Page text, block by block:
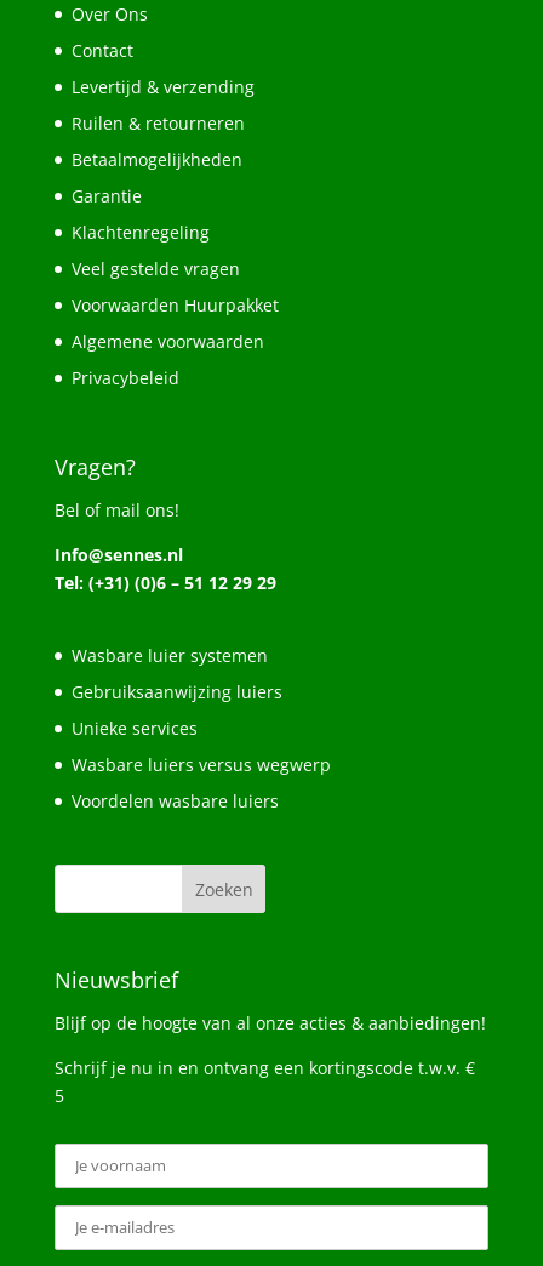
Over Ons
Contact
Levertijd & verzending
Ruilen & retourneren
Betaalmogelijkheden
Garantie
Klachtenregeling
Veel gestelde vragen
Voorwaarden Huurpakket
Algemene voorwaarden
Privacybeleid
Vragen?
Bel of mail ons!
Info@sennes.nl
Tel: (+31) (0)6 – 51 12 29 29
Wasbare luier systemen
Gebruiksaanwijzing luiers
Unieke services
Wasbare luiers versus wegwerp
Voordelen wasbare luiers
Nieuwsbrief
Blijf op de hoogte van al onze acties & aanbiedingen!
Schrijf je nu in en ontvang een kortingscode t.w.v. €
5